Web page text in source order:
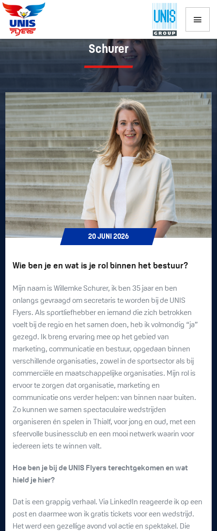
Maak kennis met het bestuur: Willemke
Schurer
20 JUNI 2026
Wie ben je en wat is je rol binnen het bestuur?
Mijn naam is Willemke Schurer, ik ben 35 jaar en ben
onlangs gevraagd om secretaris te worden bij de UNIS
Flyers. Als sportliefhebber en iemand die zich betrokken
voelt bij de regio en het samen doen, heb ik volmondig “ja”
gezegd. Ik breng ervaring mee op het gebied van
marketing, communicatie en bestuur, opgedaan binnen
verschillende organisaties, zowel in de sportsector als bij
commerciële en maatschappelijke organisaties. Mijn rol is
ervoor te zorgen dat organisatie, marketing en
communicatie ons verder helpen: van binnen naar buiten.
Zo kunnen we samen spectaculaire wedstrijden
organiseren én spelen in Thialf, voor jong en oud, met een
sfeervolle businessclub en een mooi netwerk waarin voor
iedereen iets te winnen valt.
Hoe ben je bij de UNIS Flyers terechtgekomen en wat
hield je hier?
Dat is een grappig verhaal. Via LinkedIn reageerde ik op een
post en daarmee won ik gratis tickets voor een wedstrijd.
Het werd een gezellige avond vol actie en spektakel. Die